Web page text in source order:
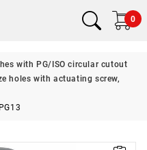
0
with PG/ISO circular cutout
holes with actuating screw,